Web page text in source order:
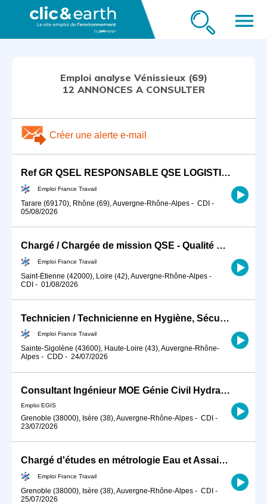
menu
Emploi analyse Vénissieux (69)
12 ANNONCES A CONSULTER
Créer une alerte e-mail
Ref GR QSEL RESPONSABLE QSE LOGISTIQUE ENTREPOTS (H/F)
Emploi France Travail
Tarare (69170), Rhône (69), Auvergne-Rhône-Alpes - CDI -
05/08/2026
Chargé / Chargée de mission QSE - Qualité Sécurité Environnement (H/F)
Emploi France Travail
Saint-Étienne (42000), Loire (42), Auvergne-Rhône-Alpes -
CDI - 01/08/2026
Technicien / Technicienne en Hygiène, Sécurité, Environnement ind (H/F)
Emploi France Travail
Sainte-Sigolène (43600), Haute-Loire (43), Auvergne-Rhône-
Alpes - CDD - 24/07/2026
Consultant Ingénieur MOE Génie Civil Hydraulique H/F
Emploi EGIS
Grenoble (38000), Isère (38), Auvergne-Rhône-Alpes - CDI -
23/07/2026
Chargé d'études en métrologie Eau et Assainissement (H/F)
Emploi France Travail
Grenoble (38000), Isère (38), Auvergne-Rhône-Alpes - CDI -
25/07/2026